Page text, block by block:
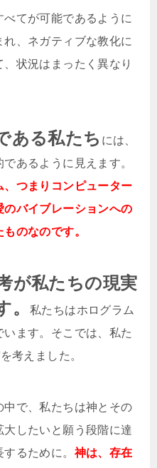
てが可能であるように
、ネガティブな教化に
状況はまったく異なり
ある私たち には、
あるように見えます。
つまりコンピューター
バイブレーションへの
のなのです。
が私たちの現実
。
私たちはホログラム
ます。そこでは、私た
考えました。
で、私たちは神とその
したいと願う段階に達
するために。神は、存在